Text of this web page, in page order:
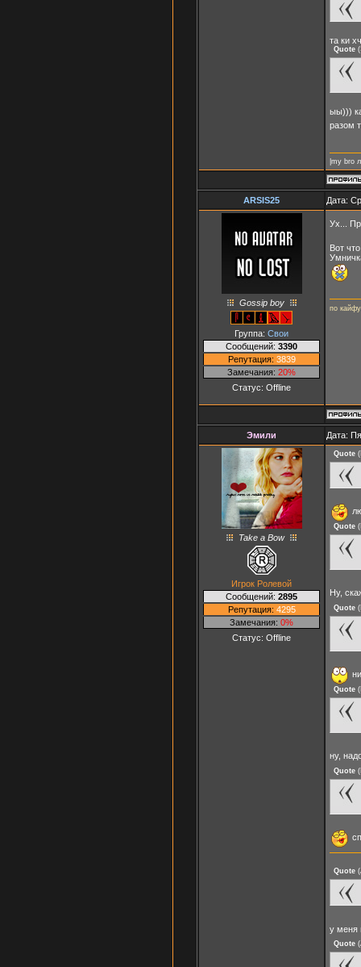
та ки
Quote (
ыы)))
разом
|my bro
ARSIS25 Дата:
Gossip boy
Группа: Свои
Сообщений: 3390
Репутация: 3839
Замечания: 20%
Статус: Offline
Ух...
Вот
по кайфу
Эмили Дата:
Take a Bow
Игрок Ролевой
Сообщений: 2895
Репутация: 4295
Замечания: 0%
Статус: Offline
Quote (
Quote (
Ну,
Quote (
Quote (
ну,
Quote (
Quote (
у меня
Quote (